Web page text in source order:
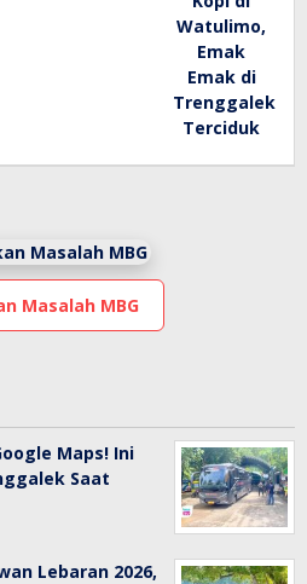
Masalah MBG
Maps! Ini
Saat
Lebaran 2026,